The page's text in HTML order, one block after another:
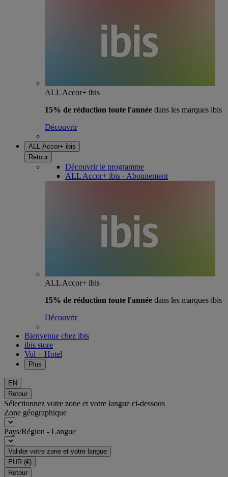
ALL Accor+ ibis
15% de réduction toute l'année dans les marques ibis
Découvrir
ALL Accor+ ibis
Retour
Découvrir le programme
ALL Accor+ ibis - Abonnement
ALL Accor+ ibis
15% de réduction toute l'année dans les marques ibis
Découvrir
Bienvenue chez ibis
ibis store
Vol + Hotel
Plus
EN
Retour
Sélectionnez votre zone et votre langue ci-dessous
Zone géographique
Pays/Région - Langue
Valider votre zone et votre langue
EUR (€)
Retour